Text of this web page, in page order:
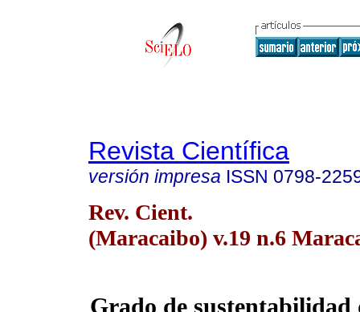
Revista Científica
versión impresa ISSN 0798-
Rev. Cient.
(Maracaibo) v.19 n.6
Grado de sustentabilidad